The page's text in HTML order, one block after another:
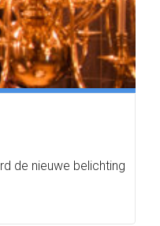
de nieuwe belichting